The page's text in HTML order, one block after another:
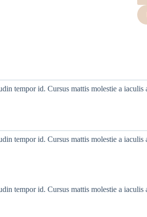
tempor id. Cursus mattis molestie a
tempor id. Cursus mattis molestie a
tempor id. Cursus mattis molestie a